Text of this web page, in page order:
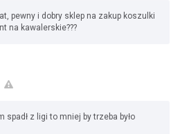
pewny i dobry sklep na zakup koszulki
na kawalerskie???
spadł z ligi to mniej by trzeba było